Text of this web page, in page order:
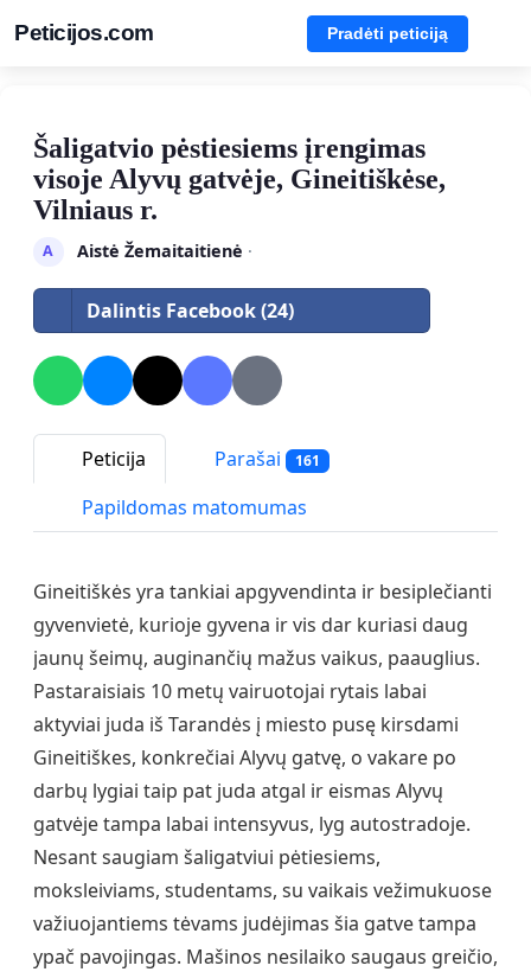
Peticijos.com Pradėti peticiją
Šaligatvio pėstiesiems įrengimas
visoje Alyvų gatvėje, Gineitiškėse,
Vilniaus r.
A Aistė Žemaitaitienė ·
Dalintis Facebook (24)
Peticija Parašai 161
Papildomas matomumas
Gineitiškės yra tankiai apgyvendinta ir besiplečianti
gyvenvietė, kurioje gyvena ir vis dar kuriasi daug
jaunų šeimų, auginančių mažus vaikus, paauglius.
Pastaraisiais 10 metų vairuotojai rytais labai
aktyviai juda iš Tarandės į miesto pusę kirsdami
Gineitiškes, konkrečiai Alyvų gatvę, o vakare po
darbų lygiai taip pat juda atgal ir eismas Alyvų
gatvėje tampa labai intensyvus, lyg autostradoje.
Nesant saugiam šaligatviui pėtiesiems,
moksleiviams, studentams, su vaikais vežimukuose
važiuojantiems tėvams judėjimas šia gatve tampa
ypač pavojingas. Mašinos nesilaiko saugaus greičio,